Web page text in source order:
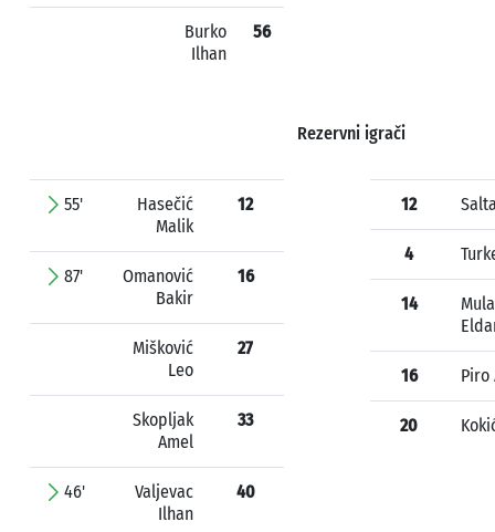
Burko
Ilhan
56
Rezervni igrači
55'
Hasečić
Malik
12
87'
Omanović
Bakir
16
Mišković
Leo
27
Skopljak
Amel
33
46'
Valjevac
Ilhan
40
12
4
14
16 Piro
20